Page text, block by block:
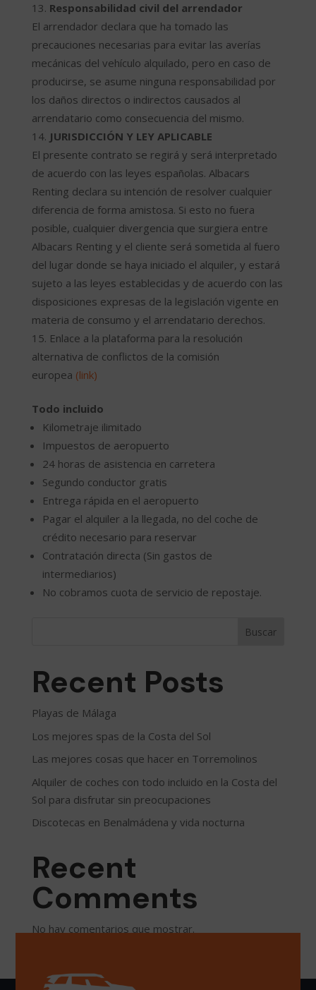
Responsabilidad civil del arrendador
El arrendador declara que ha tomado las
precauciones necesarias para evitar las averías
mecánicas del vehículo alquilado, pero en caso de
producirse, se asume ninguna responsabilidad por
los daños directos o indirectos causados al
arrendatario como consecuencia del mismo.
JURISDICCIÓN Y LEY APLICABLE
El presente contrato se regirá y será interpretado
de acuerdo con las leyes españolas. Albacars
Renting declara su intención de resolver cualquier
diferencia de forma amistosa. Si esto no fuera
posible, cualquier divergencia que surgiera entre
Albacars Renting y el cliente será sometida al fuero
del lugar donde se haya iniciado el alquiler, y estará
sujeto a las leyes establecidas y de acuerdo con las
disposiciones expresas de la legislación vigente en
materia de consumo y el arrendatario derechos.
Enlace a la plataforma para la resolución
alternativa de conflictos de la comisión
europea (link)
Todo incluido
Kilometraje ilimitado
Impuestos de aeropuerto
24 horas de asistencia en carretera
Segundo conductor gratis
Entrega rápida en el aeropuerto
Pagar el alquiler a la llegada, no del coche de
crédito necesario para reservar
Contratación directa (Sin gastos de
intermediarios)
No cobramos cuota de servicio de repostaje.
Buscar
Recent Posts
Playas de Málaga
Los mejores spas de la Costa del Sol
Las mejores cosas que hacer en Torremolinos
Alquiler de coches con todo incluido en la Costa del
Sol para disfrutar sin preocupaciones
Discotecas en Benalmádena y vida nocturna
Recent
Comments
No hay comentarios que mostrar.